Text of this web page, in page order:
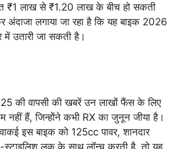
₹1 लाख से ₹1.20 लाख के बीच हो सकती
अंदाजा लगाया जा रहा है कि यह बाइक 2026
उतारी जा सकती है।
की वापसी की खबरें उन लाखों फैंस के लिए
नहीं हैं, जिन्होंने कभी RX का जुनून जीया है।
इस बाइक को 125cc पावर, शानदार